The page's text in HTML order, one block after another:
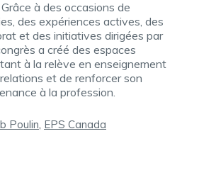
à des occasions de
des expériences actives, des
et des initiatives dirigées par
a créé des espaces
à la relève en enseignement
et de renforcer son
à la profession.
Poulin EPS Canada